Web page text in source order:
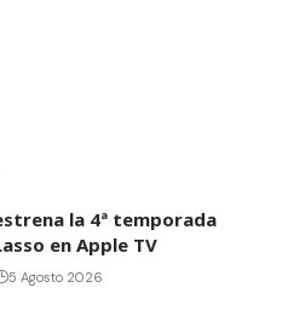
la 4ª temporada
en Apple TV
5 Agosto 2026